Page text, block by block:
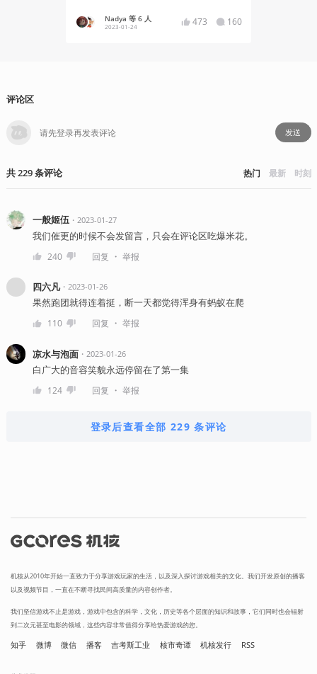
Nadya 等 6 人
2023-01-24 473 160
评论区
发送
共229条评论 热门 最新 时刻
一般姬伍・ 2023-01-27
我们催更的时候不会发留言，只会在评论区吃爆米花。
240 回复 ・ 举报
四六凡・ 2023-01-26
果然跑团就得连着挺，断一天都觉得浑身有蚂蚁在爬
110 回复 ・ 举报
凉水与泡面・ 2023-01-26
白广大的音容笑貌永远停留在了第一集
124 回复 ・ 举报
登录后查看全部 229 条评论
机核从2010年开始一直致力于分享游戏玩家的生活，以及深入探讨游戏相关的文化。我们开发原创的播客
以及视频节目，一直在不断寻找民间高质量的内容创作者。
我们坚信游戏不止是游戏，游戏中包含的科学，文化，历史等各个层面的知识和故事，它们同时也会辐射
到二次元甚至电影的领域，这些内容非常值得分享给热爱游戏的您。
知乎 微博 微信 播客 吉考斯工业 核市奇谭 机核发行 RSS